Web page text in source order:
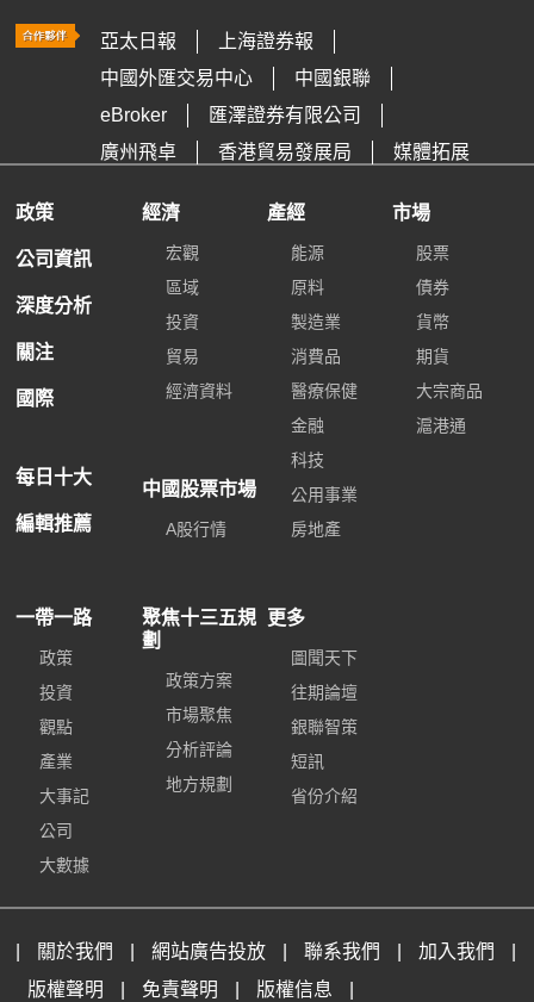
亞太日報
上海證券報
中國外匯交易中心
中國銀聯
eBroker
匯澤證券有限公司
廣州飛卓
香港貿易發展局 媒體拓展
政策
公司資訊
深度分析
關注
國際
每日十大
編輯推薦
經濟
宏觀
區域
投資
貿易
經濟資料
中國股票市場
A股行情
產經
能源
原料
製造業
消費品
醫療保健
金融
科技
公用事業
房地產
市場
股票
債券
貨幣
期貨
大宗商品
滬港通
一帶一路
政策
投資
觀點
產業
大事記
公司
大數據
聚焦十三五規
劃
政策方案
市場聚焦
分析評論
地方規劃
更多
圖聞天下
往期論壇
銀聯智策
短訊
省份介紹
關於我們 網站廣告投放 聯系我們 加入我們
版權聲明
免責聲明 版權信息